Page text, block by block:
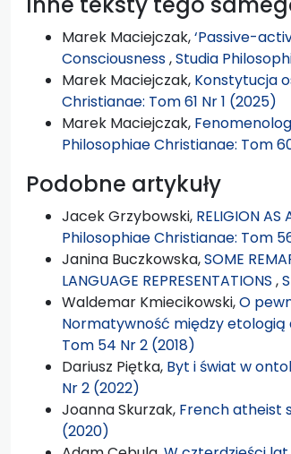
Marek Maciejczak,‘Passive-
Consciousness,Studia
Marek Maciejczak, Konstytucja
Christianae: Tom 61 Nr 1 (2025)
Marek Maciejczak,
Philosophiae Christianae: Tom
Podobne artykuły
Jacek Grzybowski, RELIGION AS
Philosophiae Christianae: Tom
Janina Buczkowska,SOME
LANGUAGE REPRESENTATIONS ,
Waldemar Kmiecikowski,O
Normatywność między
Tom 54 Nr 2 (2018)
Dariusz Piętka, Byt i świat w
Nr 2 (2022)
Joanna Skurzak, French atheist
(2020)